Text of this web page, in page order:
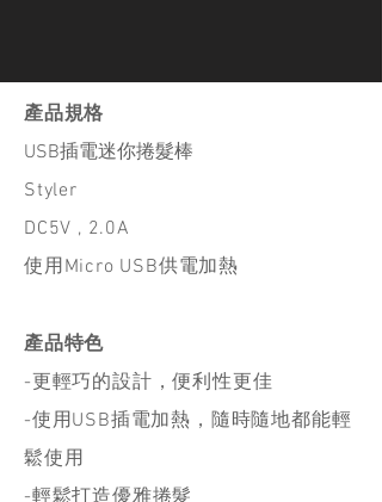
產品規格
USB插電迷你捲髮棒
Styler
DC5V , 2.0A
使用Micro USB供電加熱
產品特色
-更輕巧的設計，便利性更佳
-使用USB插電加熱，隨時隨地都能輕
鬆使用
-輕鬆打造優雅捲髮